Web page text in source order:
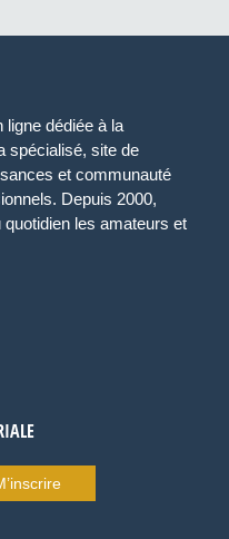
ligne dédiée à la
spécialisé, site de
et communauté
Depuis 2000,
les amateurs et